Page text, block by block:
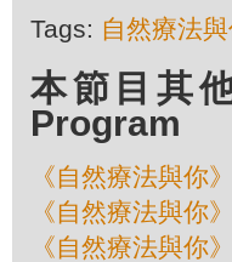
Tags: 自然療法
本節目其
Program
《自然療法與你
《自然療法與你
《自然療法與你